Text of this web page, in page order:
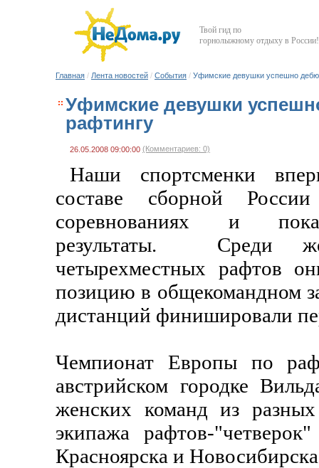
Твой гид по
горнолыжному отдыху в России!
Главная / Лента новостей / События / Уфимские девушки успешно
Уфимские девушки
рафтингу
26.05.2008 09:00:00 (Комментариев: 0)
Наши спортсменки
составе сборной
соревнованиях и
результаты. Среди
четырехместных рафтов
позицию в общекомандном
дистанций финишировали
Чемпионат Европы по
австрийском городке
женских команд из
экипажа рафтов-
Красноярска и